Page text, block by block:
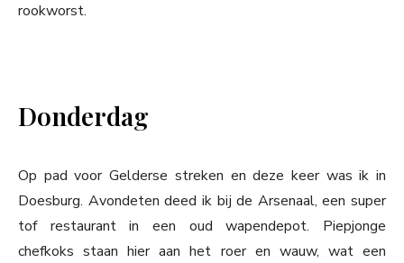
rookworst.
Donderdag
Op pad voor Gelderse streken en deze keer was ik in
Doesburg. Avondeten deed ik bij de Arsenaal, een super
tof restaurant in een oud wapendepot. Piepjonge
chefkoks staan hier aan het roer en wauw, wat een